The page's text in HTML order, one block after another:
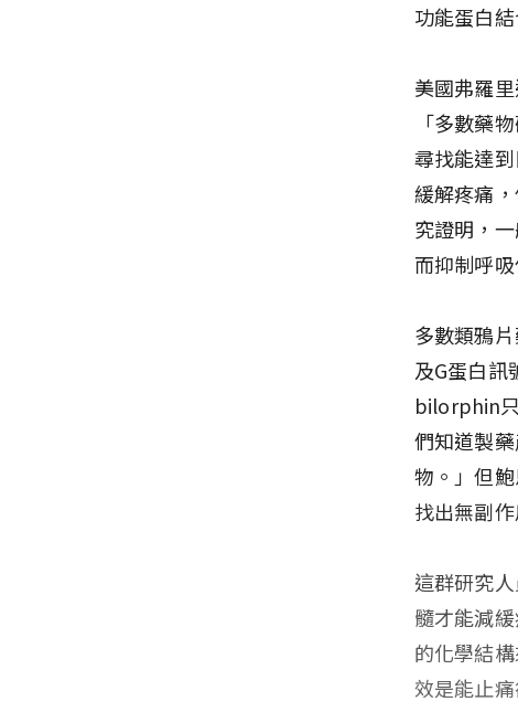
功能蛋白
美國弗羅
「多數藥
尋找能達
緩解疼痛
究證明，
而抑制呼
多數類鴉
及G蛋白訊
bilorphin
們知道製
物。」但
找出無副
這群研究
髓才能減
的化學結
效是能止